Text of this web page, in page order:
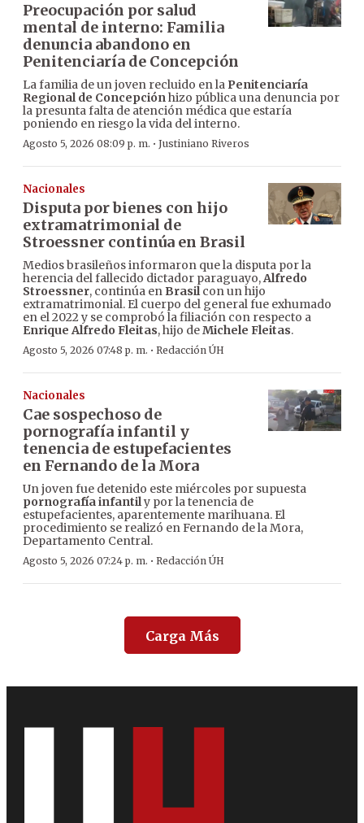
Preocupación por salud
mental de interno: Familia
denuncia abandono en
Penitenciaría de Concepción
La familia de un joven recluido en la Penitenciaría
Regional de Concepciónhizo pública una denuncia por
la presunta falta de atención médica que estaría
poniendo en riesgo la vida del interno.
Agosto 5, 2026 08:09 p. m. · Justiniano Riveros
Nacionales
Disputa por bienes con hijo
extramatrimonial de
Stroessner continúa en Brasil
Medios brasileños informaron que la disputa por la
herencia del fallecido dictador paraguayo,Alfredo
Stroessner, continúa en Brasilcon un hijo
extramatrimonial. El cuerpo del general fue exhumado
en el 2022 y se comprobó la filiación con respecto a
Enrique Alfredo Fleitas, hijo deMichele Fleitas.
Agosto 5, 2026 07:48 p. m. · Redacción ÚH
Nacionales
Cae sospechoso de
pornografía infantil y
tenencia de estupefacientes
en Fernando de la Mora
Un joven fue detenido este miércoles por supuesta
pornografía infantily por la tenencia de
estupefacientes, aparentemente marihuana. El
procedimiento se realizó en Fernando de la Mora,
Departamento Central.
Agosto 5, 2026 07:24 p. m. · Redacción ÚH
Carga Más